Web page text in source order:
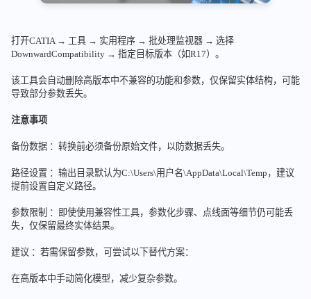
打开CATIA → 工具 → 实用程序 → 批处理监视器 → 选择
DownwardCompatibility → 指定目标版本（如R17）。
该工具会自动删除高版本中不兼容的功能和参数，仅保留实体结构，可能
导致部分参数丢失。
注意事项
备份数据 ：转换前必须备份原始文件，以防数据丢失。
路径设置 ：输出目录默认为C:\Users\用户名\AppData\Local\Temp，建议
提前设置自定义路径。
参数限制 ：即使使用兼容性工具，参数化步骤、点线面等细节仍可能丢
失，仅保留最终实体结果。
建议 ：若需保留参数，可尝试以下替代方案：
在高版本中手动简化模型，减少复杂参数。